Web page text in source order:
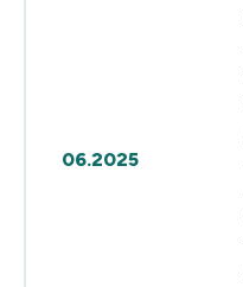
06.2025